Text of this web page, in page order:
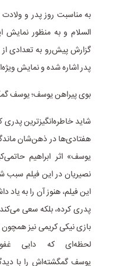
به مناسبت روز پدر و
السلام و به منظور نمایش
گزارش پیش‌رو به تعدادی از
پدر اشاره شده و نمایش
بوی پیراهن یوسف؛ یوسف
شاید خاطره‌انگیزترین
هفتادی‌ها در ذهن‌شان
یوسف» اثر ابراهیم
نصیریان در این فیلم
این فیلم، هنوز آن را به یاد
پدری کرده، بلکه سعی
بازی نیکی کریمی نیز همچون
لحظه‌ای که دایی
یوسف گمگشته‌اش را با